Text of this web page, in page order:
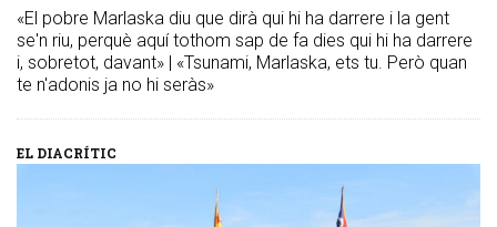
«El pobre Marlaska diu que dirà qui hi ha darrere i la gent
se'n riu, perquè aquí tothom sap de fa dies qui hi ha darrere
i, sobretot, davant» | «Tsunami, Marlaska, ets tu. Però quan
te n'adonis ja no hi seràs»
EL DIACRÍTIC